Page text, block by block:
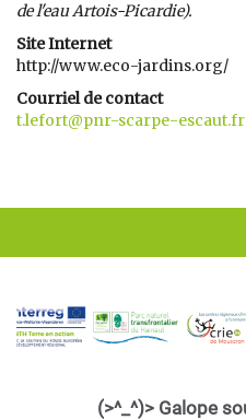
de l'eau Artois-Picardie).
Site Internet
http://www.eco-jardins.org/
Courriel de contact
t.lefort@pnr-scarpe-escaut.fr